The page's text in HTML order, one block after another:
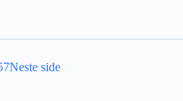
Neste side